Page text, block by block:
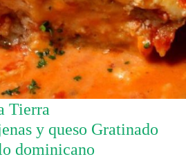
Tierra
y queso Gratinado
dominicano